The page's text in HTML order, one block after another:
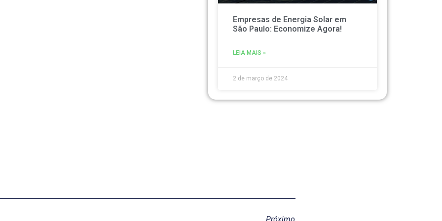
Empresas de Energia Solar em
São Paulo: Economize Agora!
LEIA MAIS »
2 de março de 2024